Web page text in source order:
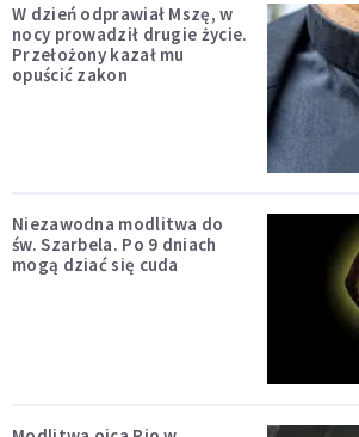
W dzień odprawiał Mszę, w
nocy prowadził drugie życie.
Przełożony kazał mu
opuścić zakon
Niezawodna modlitwa do
św. Szarbela. Po 9 dniach
mogą dziać się cuda